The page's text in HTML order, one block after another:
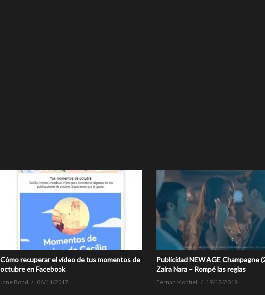
Cómo recuperar el vídeo de tus momentos de
octubre en Facebook
Jane Bond 06/11/2017
Publicidad NEW AGE Champagne
Zaira Nara – Rompé las reglas
Fernan Montiel 19/12/2018